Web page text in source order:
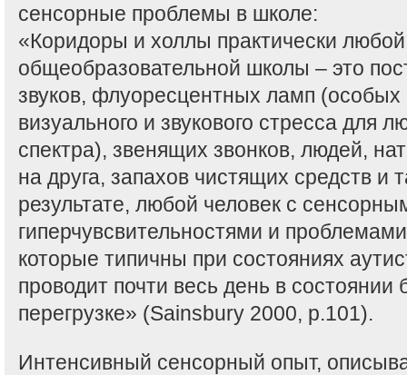
сенсорные проблемы в школе:
«Коридоры и холлы практически любой
общеобразовательной школы – это
звуков, флуоресцентных ламп (особых
визуального и звукового стресса для
спектра), звенящих звонков, людей,
на друга, запахов чистящих средств и
результате, любой человек с
гиперчувсвительностями и
которые типичны при состояниях
проводит почти весь день в состоянии
перегрузке» (Sainsbury 2000, p.101).
Интенсивный сенсорный опыт,